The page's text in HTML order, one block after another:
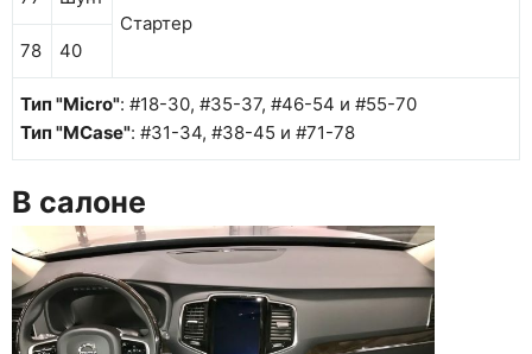
Стартер
78
40
Тип "Micro": #18-30, #35-37, #46-54 и #55-70
Тип "MCase": #31-34, #38-45 и #71-78
В салоне